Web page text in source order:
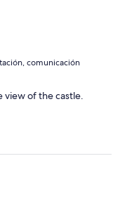
comunicación
view of the castle.